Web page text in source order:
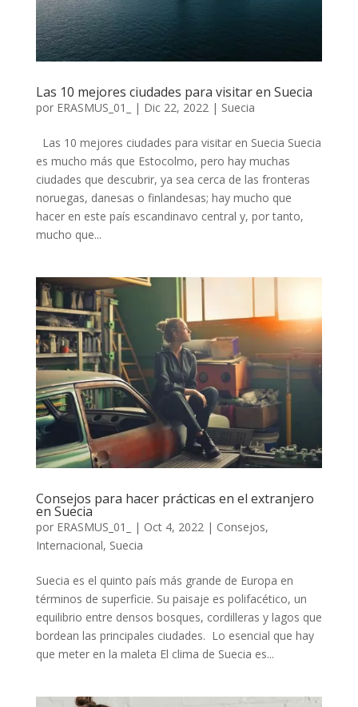
Las 10 mejores ciudades para visitar en Suecia
por ERASMUS_01_ | Dic 22, 2022 | Suecia
Las 10 mejores ciudades para visitar en Suecia Suecia
es mucho más que Estocolmo, pero hay muchas
ciudades que descubrir, ya sea cerca de las fronteras
noruegas, danesas o finlandesas; hay mucho que
hacer en este país escandinavo central y, por tanto,
mucho que...
Consejos para hacer prácticas en el extranjero
en Suecia
por ERASMUS_01_ | Oct 4, 2022 | Consejos,
Internacional, Suecia
Suecia es el quinto país más grande de Europa en
términos de superficie. Su paisaje es polifacético, un
equilibrio entre densos bosques, cordilleras y lagos que
bordean las principales ciudades. Lo esencial que hay
que meter en la maleta El clima de Suecia es...